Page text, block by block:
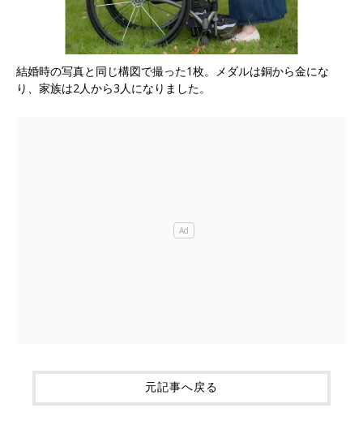
結婚時の写真と同じ構図で撮った1枚。メダルは銅から金にな
り、家族は2人から3人になりました。
元記事へ戻る